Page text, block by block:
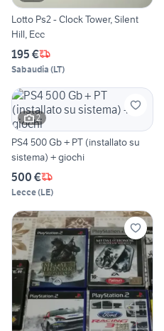
Lotto Ps2 - Clock Tower, Silent
Hill, Ecc
195 €
Sabaudia (LT)
2
PS4 500 Gb + PT (installato su
sistema) + giochi
500 €
Lecce(LE)